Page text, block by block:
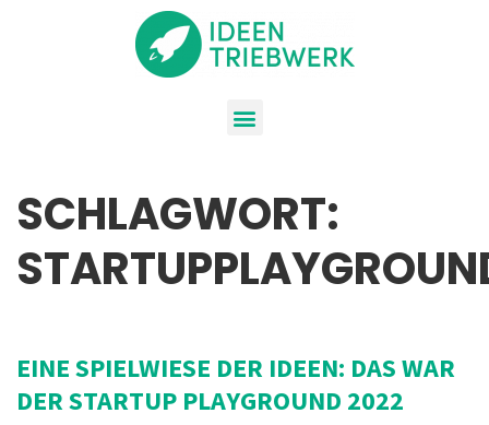
SCHLAGWORT:
EINE SPIELWIESE DER IDEEN: DAS WAR
DER STARTUP PLAYGROUND 2022